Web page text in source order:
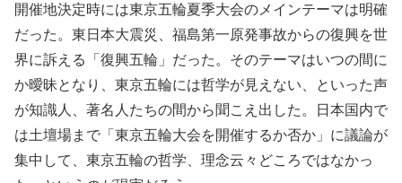
開催地決定時には東京五輪夏季大会のメインテーマは明確
だった。東日本大震災、福島第一原発事故からの復興を世
界に訴える「復興五輪」だった。そのテーマはいつの間に
か曖昧となり、東京五輪には哲学が見えない、といった声
が知識人、著名人たちの間から聞こえ出した。日本国内で
は土壇場まで「東京五輪大会を開催するか否か」に議論が
集中して、東京五輪の哲学、理念云々どころではなかっ